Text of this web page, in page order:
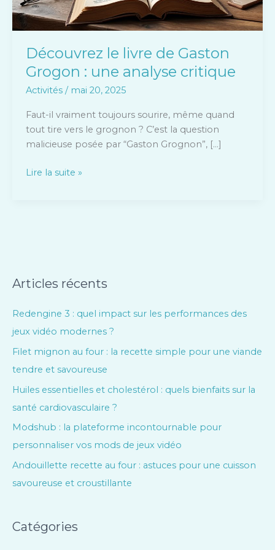
Découvrez le livre de Gaston
Grogon : une analyse critique
Activités/ mai 20, 2025
Faut-il vraiment toujours sourire, même quand
tout tire vers le grognon ? C’est la question
malicieuse posée par “Gaston Grognon”, […]
analyse
critique
Lire la suite »
Articles récents
Redengine 3 : quel impact sur les performances des
jeux vidéo modernes ?
Filet mignon au four : la recette simple pour une viande
tendre et savoureuse
Huiles essentielles et cholestérol : quels bienfaits sur la
santé cardiovasculaire ?
Modshub : la plateforme incontournable pour
personnaliser vos mods de jeux vidéo
Andouillette recette au four : astuces pour une cuisson
savoureuse et croustillante
Catégories